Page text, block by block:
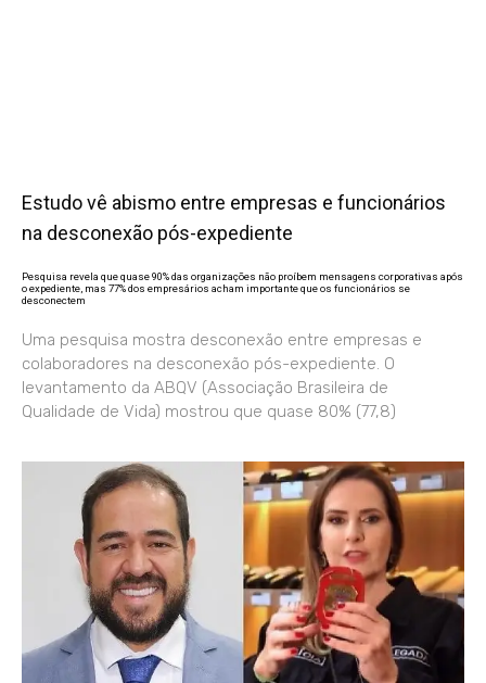
Estudo vê abismo entre empresas e funcionários
na desconexão pós-expediente
Pesquisa revela que quase 90% das organizações não proíbem mensagens corporativas após
o expediente, mas 77% dos empresários acham importante que os funcionários se
desconectem
Uma pesquisa mostra desconexão entre empresas e
colaboradores na desconexão pós-expediente. O
levantamento da ABQV (Associação Brasileira de
Qualidade de Vida) mostrou que quase 80% (77,8)